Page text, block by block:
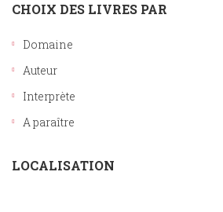
CHOIX DES LIVRES PAR
Domaine
Auteur
Interprète
A paraître
LOCALISATION